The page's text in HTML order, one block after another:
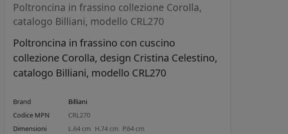
Poltroncina in frassino collezione Corolla,
catalogo Billiani, modello CRL270
Poltroncina in frassino con cuscino
collezione Corolla, design Cristina Celestino,
catalogo Billiani, modello CRL270
Brand
Billiani
Codice MPN
CRL270
Dimensioni
L.64 cm H.74 cm P.64 cm